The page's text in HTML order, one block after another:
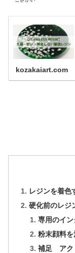
kozakaiart.com
レジンを着色
硬化前のレジ
専用のイ
粉末顔料
補足 アク